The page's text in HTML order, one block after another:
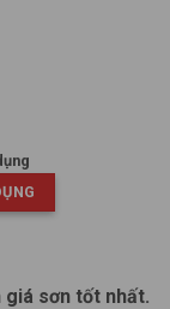
sơn tốt nhất.